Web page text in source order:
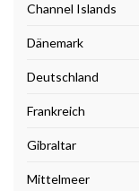
Channel Islands
Dänemark
Deutschland
Frankreich
Gibraltar
Mittelmeer